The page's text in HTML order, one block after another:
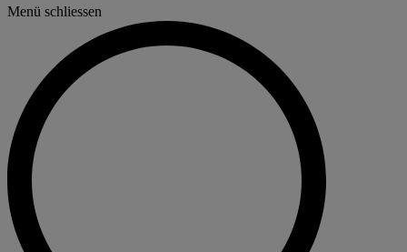
Menü schliessen